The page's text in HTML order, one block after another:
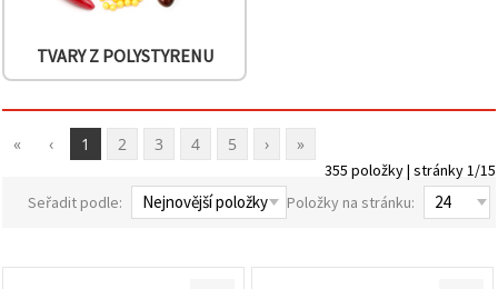
TVARY Z POLYSTYRENU
« ‹ 1 2 3 4 5 › »
355 položky | stránky 1/15
Seřadit podle:
Položky na stránku: